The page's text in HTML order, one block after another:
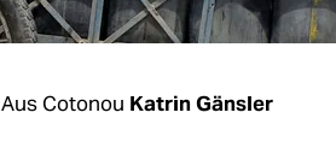
Aus Cotonou Katrin Gänsler